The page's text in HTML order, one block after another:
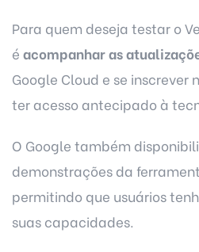
Para quem deseja testar o
é acompanhar as
Google Cloud e se inscrever
ter acesso antecipado à
O Google também
demonstrações da
permitindo que usuários
suas capacidades.